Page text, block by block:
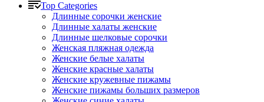
Top Categories
Длинные сорочки женские
Длинные халаты женские
Длинные шелковые сорочки
Женская пляжная одежда
Женские белые халаты
Женские красные халаты
Женские кружевные пижамы
Женские пижамы больших размеров